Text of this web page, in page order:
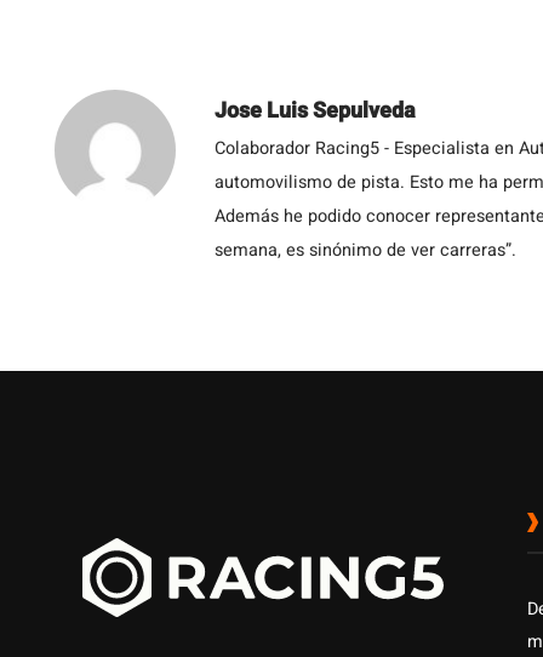
Jose Luis Sepulveda
Colaborador Racing5 - Especialista en
automovilismo de pista. Esto me ha
Además he podido conocer
semana, es sinónimo de ver carreras”.